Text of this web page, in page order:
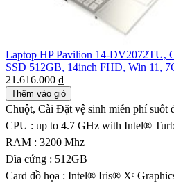
Laptop HP Pavilion 14-DV2072TU,
SSD 512GB, 14inch FHD, Win 11,
21.616.000 ₫
Thêm vào giỏ
Chuột, Cài Đặt vệ sinh miễn phí suốt
CPU : up to 4.7 GHz with Intel®
RAM : 3200 Mhz
Đĩa cứng : 512GB
Card đồ họa : Intel® Iris® Xᵉ